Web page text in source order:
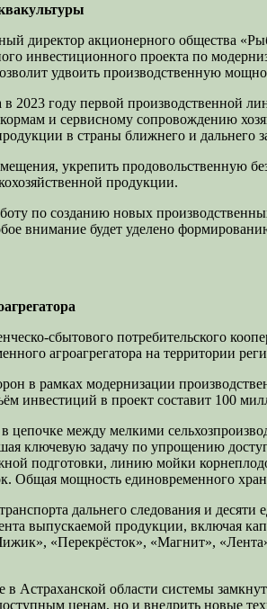
директор акционерного общества
инвестиционного проекта по
удвоить производственную
в 2023 году первой
и сервисному сопровождению
в страны ближнего и дальнего
укрепить продовольственную
продукции.
по созданию новых
внимание будет уделено
сбытового потребительского
агроагрегатора на территории
в рамках модернизации
инвестиций в проект составит 100
между мелкими
ключевую задачу по упрощению
подготовки, линию мойки
Общая мощность единовременного
дальнего следования и
выпускаемой продукции, включая
«Перекрёсток», «Магнит»,
Астраханской области системы
ценам, но и внедрить новые